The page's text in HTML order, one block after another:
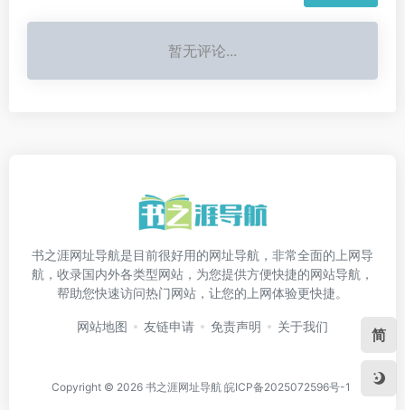
暂无评论...
书之涯网址导航是目前很好用的网址导航，非常全面的上网导
航，收录国内外各类型网站，为您提供方便快捷的网站导航，
帮助您快速访问热门网站，让您的上网体验更快捷。
网站地图 友链申请 免责声明 关于我们
Copyright © 2026 书之涯网址导航 皖ICP备2025072596号-1
简